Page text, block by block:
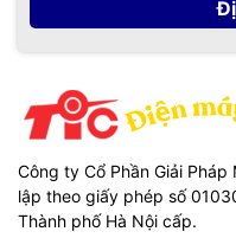
Công ty Cổ Phần Giải
lập theo giấy phép số
Thành phố Hà Nội cấp.